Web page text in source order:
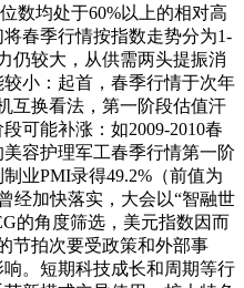
数均处于60%以上的相对高
春季行情按指数走势分为1-
仍较大，从供需两头提振消
小：起首，春季行情于次年
互换看法，第一阶段估值汗
可能补涨：如2009-2010春
容护理军工春季行情第一阶
业PMI录得49.2%（前值为
经加快落实，大会以“智融世
的角度筛选，美元指数因而
节拍次要受政策和外部事
。短期科技成长和周期等行